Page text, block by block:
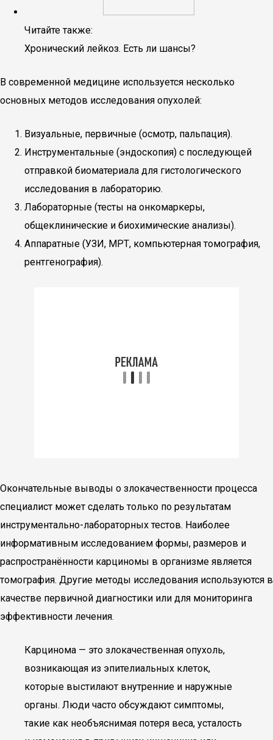
Читайте также:
Хронический лейкоз. Есть ли шансы?
В современной медицине используется несколько
основных методов исследования опухолей:
Визуальные, первичные (осмотр, пальпация).
Инструментальные (эндоскопия) с последующей
отправкой биоматериала для гистологического
исследования в лабораторию.
Лабораторные (тесты на онкомаркеры,
общеклинические и биохимические анализы).
Аппаратные (УЗИ, МРТ, компьютерная томография,
рентгенография).
Окончательные выводы о злокачественности процесса
специалист может сделать только по результатам
инструментально-лабораторных тестов. Наиболее
информативным исследованием формы, размеров и
распространённости карциномы в организме является
томография. Другие методы исследования используются в
качестве первичной диагностики или для мониторинга
эффективности лечения.
Карцинома — это злокачественная опухоль,
возникающая из эпителиальных клеток,
которые выстилают внутренние и наружные
органы. Люди часто обсуждают симптомы,
такие как необъяснимая потеря веса, усталость